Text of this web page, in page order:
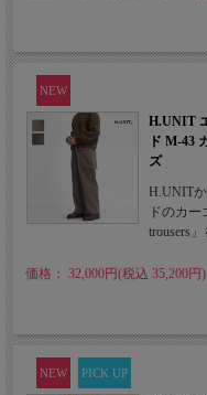
NEW
H.UNIT
ド M-43
ズ
H.UNIT
ドのカー
trousers」
価格： 32,000円(税込 35,200円)
NEW PICK UP